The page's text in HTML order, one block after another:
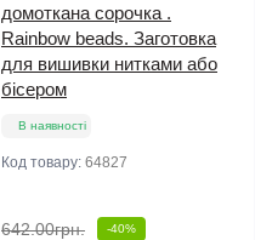
домоткана сорочка .
Rainbow beads. Заготовка
для вишивки нитками або
бісером
В наявності
Код товару: 64827
642.00грн. -40%